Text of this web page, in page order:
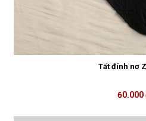
Tất đính nơ
60.000